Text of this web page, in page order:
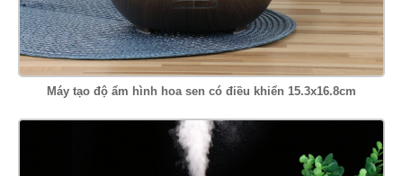
Máy tạo độ ẩm hình hoa sen có điều khiển 15.3x16.8cm